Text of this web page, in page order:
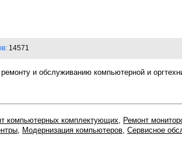
14571
ремонту и обслуживанию компьютерной и
компьютерных комплектующих, Ремонт
, Модернизация компьютеров, Сервисное